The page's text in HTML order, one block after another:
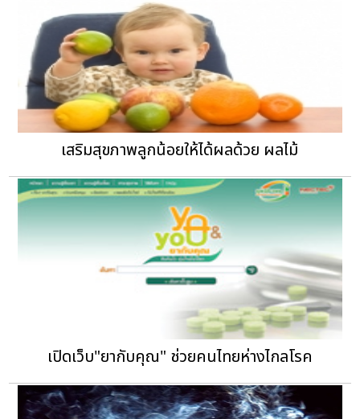
เสริมสุขภาพลูกน้อยให้ได้ผลด้วย ผลไม้
เปิดเว็บ"ยากับคุณ" ช่วยคนไทยห่างไกลโรค